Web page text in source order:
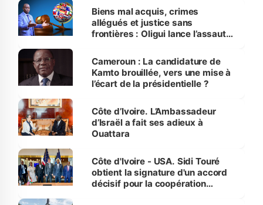
de la BAD
Biens mal acquis, crimes
allégués et justice sans
frontières : Oligui lance l’assaut
Cameroun : La candidature de
Kamto brouillée, vers une mise à
l’écart de la présidentielle ?
Côte d’Ivoire. L’Ambassadeur
d’Israël a fait ses adieux à
Ouattara
Côte d'Ivoire - USA. Sidi Touré
obtient la signature d'un accord
décisif pour la coopération